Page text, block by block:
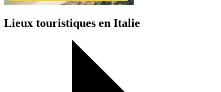
Lieux touristiques en Italie